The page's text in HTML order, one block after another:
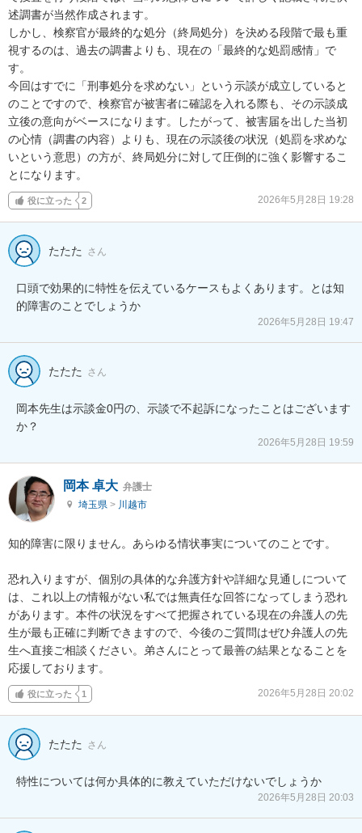
述調書が当然作成されます。
しかし、検察官が最終的な処分（終局処分）を決める段階で最も重
視するのは、過去の調書よりも、現在の「最終的な処罰感情」で
す。
今回はすでに「刑事処分を求めない」という示談が成立していると
のことですので、検察官が被害者に確認を入れる際も、その示談成
立後の意向がベースになります。したがって、被害届を出した当初
の心情（調書の内容）よりも、現在の示談後の状況（処罰を求めな
いという意思）の方が、終局処分に対して圧倒的に強く影響するこ
とになります。
役に立った 2 2026年5月28日 19:28
たたた さん
口頭で効果的に特性を伝えているケースもよくあります。とは知
的障害のことでしょうか
2026年5月28日 19:47
たたた さん
岡本先生は示談金0円の、示談で不起訴になったことはございます
か？
2026年5月28日 19:59
岡本 卓大 弁護士
埼玉県 > 川越市
知的障害に限りません。あらゆる情状事実についてのことです。
恐れ入りますが、個別の具体的な弁護方針や詳細な見通しについて
は、これ以上の情報がない私では無責任な回答になってしまう恐れ
があります。本件の状況をすべて把握されている現在の弁護人の先
生が最も正確に判断できますので、今後のご質問はぜひ弁護人の先
生へ直接ご相談ください。弟さんにとって最善の結果となることを
応援しております。
役に立った 1 2026年5月28日 20:02
たたた さん
特性については何か具体的に教えていただけないでしょうか
2026年5月28日 20:03